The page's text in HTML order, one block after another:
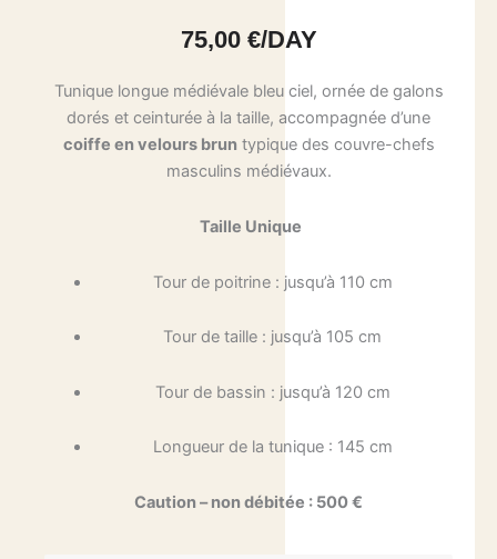
75,00 €/DAY
Tunique longue médiévale bleu ciel, ornée de galons
dorés et ceinturée à la taille, accompagnée d’une
coiffe en velours bruntypique des couvre-chefs
masculins médiévaux.
Taille Unique
Tour de poitrine : jusqu’à 110 cm
Tour de taille : jusqu’à 105 cm
Tour de bassin : jusqu’à 120 cm
Longueur de la tunique : 145 cm
Caution – non débitée : 500 €